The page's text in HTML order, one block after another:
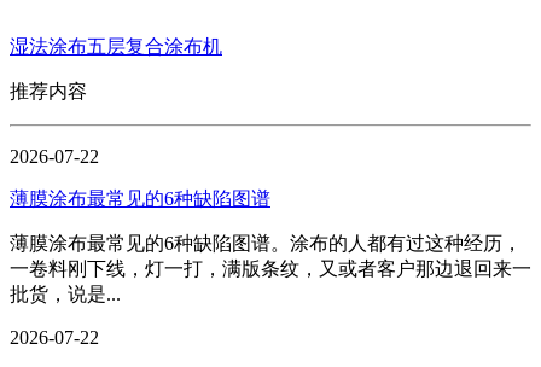
湿法涂布五层复合涂布机
推荐内容
2026-07-22
薄膜涂布最常见的6种缺陷图谱
薄膜涂布最常见的6种缺陷图谱。涂布的人都有过这种经历，
一卷料刚下线，灯一打，满版条纹，又或者客户那边退回来一
批货，说是...
2026-07-22